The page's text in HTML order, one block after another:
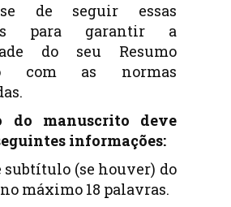
se de seguir essas
para garantir a
do seu Resumo
com as normas
do manuscrito deve
informações:
subtítulo (se houver) do
máximo 18 palavras.